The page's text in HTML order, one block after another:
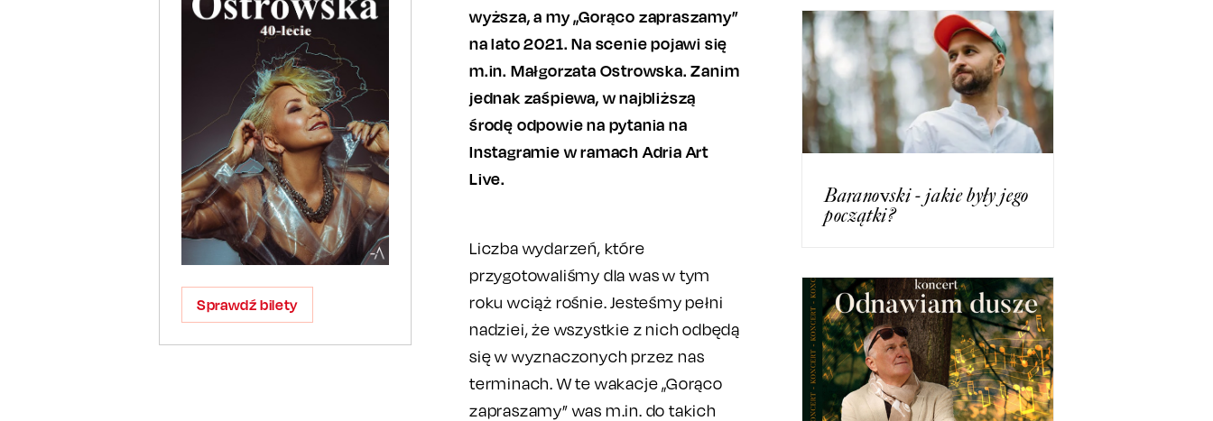
Sprawdź bilety
wyższa, a my „Gorąco zapraszamy”
na lato 2021. Na scenie pojawi się
m.in. Małgorzata Ostrowska. Zanim
jednak zaśpiewa, w najbliższą
środę odpowie na pytania na
Instagramie w ramach Adria Art
Live.
Liczba wydarzeń, które
przygotowaliśmy dla was w tym
roku wciąż rośnie. Jesteśmy pełni
nadziei, że wszystkie z nich odbędą
się w wyznaczonych przez nas
terminach. W te wakacje „Gorąco
zapraszamy” was m.in. do takich
Baranovski - jakie były jego
początki?